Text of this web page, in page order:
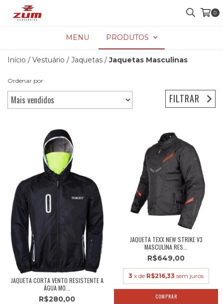
0
MENU PRODUTOS
Início / Vestuário / Jaquetas / Jaquetas Masculinas
Ordenar por
FILTRAR
JAQUETA CORTA VENTO RESISTENTE A
ÁGUA MO...
R$280,00
JAQUETA TEXX NEW STRIKE V3
MASCULINA RES...
R$649,00
3 x de R$216,33 sem juros
COMPRAR